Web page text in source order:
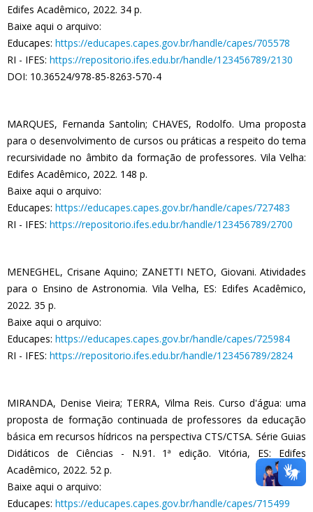
Edifes Acadêmico, 2022. 34 p.
Baixe aqui o arquivo:
Educapes: https://educapes.capes.gov.br/handle/capes/705578
RI - IFES: https://repositorio.ifes.edu.br/handle/123456789/2130
DOI: 10.36524/978-85-8263-570-4
MARQUES, Fernanda Santolin; CHAVES, Rodolfo. Uma proposta
para o desenvolvimento de cursos ou práticas a respeito do tema
recursividade no âmbito da formação de professores. Vila Velha:
Edifes Acadêmico, 2022. 148 p.
Baixe aqui o arquivo:
Educapes: https://educapes.capes.gov.br/handle/capes/727483
RI - IFES: https://repositorio.ifes.edu.br/handle/123456789/2700
MENEGHEL, Crisane Aquino; ZANETTI NETO, Giovani. Atividades
para o Ensino de Astronomia. Vila Velha, ES: Edifes Acadêmico,
2022. 35 p.
Baixe aqui o arquivo:
Educapes: https://educapes.capes.gov.br/handle/capes/725984
RI - IFES: https://repositorio.ifes.edu.br/handle/123456789/2824
MIRANDA, Denise Vieira; TERRA, Vilma Reis. Curso d'água: uma
proposta de formação continuada de professores da educação
básica em recursos hídricos na perspectiva CTS/CTSA. Série Guias
Didáticos de Ciências - N.91. 1ª edição. Vitória, ES: Edifes
Acadêmico, 2022. 52 p.
Baixe aqui o arquivo:
Educapes: https://educapes.capes.gov.br/handle/capes/715499